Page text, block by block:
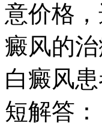
意价格
癜风的
白癜风
短解答：